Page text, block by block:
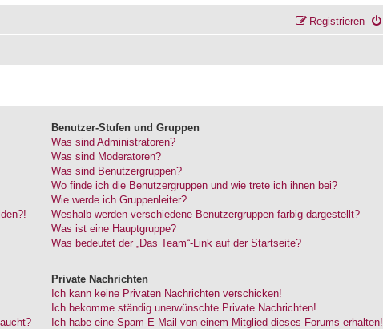
Registrieren
Benutzer-Stufen und Gruppen
Was sind Administratoren?
Was sind Moderatoren?
Was sind Benutzergruppen?
Wo finde ich die Benutzergruppen und wie trete ich ihnen bei?
Wie werde ich Gruppenleiter?
Weshalb werden verschiedene Benutzergruppen farbig dargestellt?
Was ist eine Hauptgruppe?
Was bedeutet der „Das Team“-Link auf der Startseite?
Private Nachrichten
Ich kann keine Privaten Nachrichten verschicken!
Ich bekomme ständig unerwünschte Private Nachrichten!
Ich habe eine Spam-E-Mail von einem Mitglied dieses Forums erhalten!